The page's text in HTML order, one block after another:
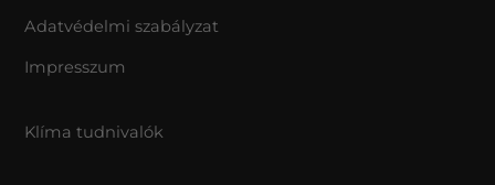
Adatvédelmi szabályzat
Impresszum
Klíma tudnivalók